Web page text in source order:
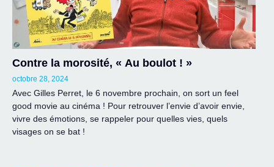
Contre la morosité, « Au boulot ! »
octobre 28, 2024
Avec Gilles Perret, le 6 novembre prochain, on sort un feel
good movie au cinéma ! Pour retrouver l’envie d’avoir envie,
vivre des émotions, se rappeler pour quelles vies, quels
visages on se bat !